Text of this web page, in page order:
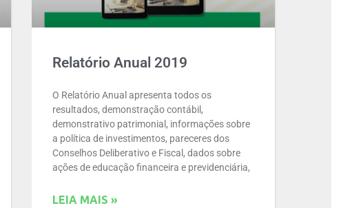
Relatório Anual 2019
O Relatório Anual apresenta todos os
resultados, demonstração contábil,
demonstrativo patrimonial, informações sobre
a política de investimentos, pareceres dos
Conselhos Deliberativo e Fiscal, dados sobre
ações de educação financeira e previdenciária,
LEIA MAIS »